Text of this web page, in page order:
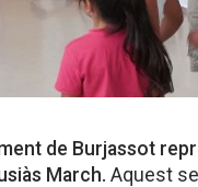
de Burjassot
March. Aquest